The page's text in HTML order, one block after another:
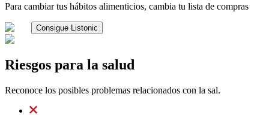
Para cambiar tus hábitos alimenticios, cambia tu lista de compras
Consigue Listonic
Riesgos para la salud
Reconoce los posibles problemas relacionados con la sal.